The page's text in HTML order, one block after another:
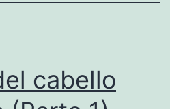
cabello